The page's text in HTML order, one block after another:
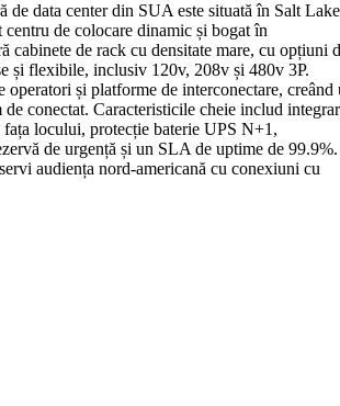
de data center din SUA este situată în Salt Lake
de colocare dinamic și bogat în
cabinete de rack cu densitate mare, cu opțiuni
și flexibile, inclusiv 120v, 208v și 480v 3P.
operatori și platforme de interconectare, creând
de conectat. Caracteristicile cheie includ
fața locului, protecție baterie UPS N+1,
de urgență și un SLA de uptime de 99.9%.
audiența nord-americană cu conexiuni cu